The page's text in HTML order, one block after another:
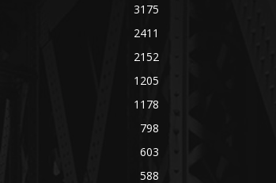
3175
2411
2152
1205
1178
798
603
588